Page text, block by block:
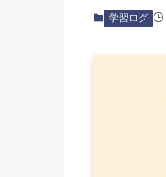
学習ログ